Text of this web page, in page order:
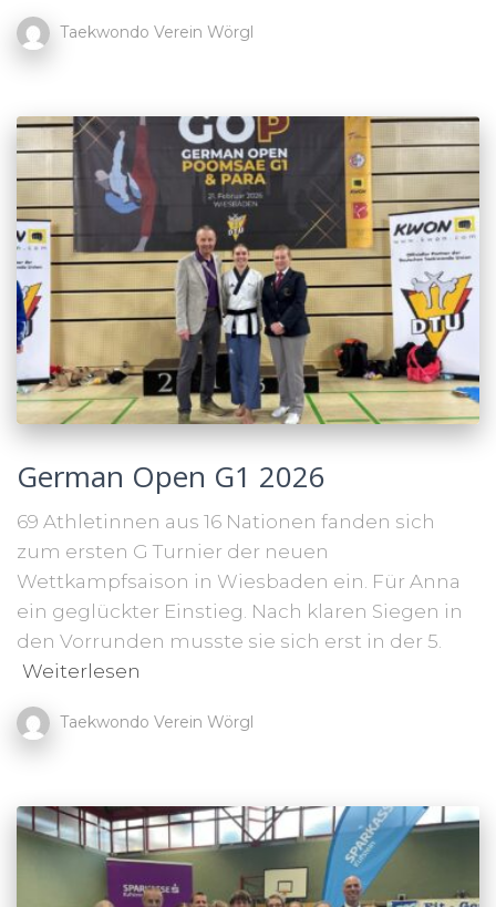
Taekwondo Verein Wörgl
German Open G1 2026
69 Athletinnen aus 16 Nationen fanden sich
zum ersten G Turnier der neuen
Wettkampfsaison in Wiesbaden ein. Für Anna
ein geglückter Einstieg. Nach klaren Siegen in
den Vorrunden musste sie sich erst in der 5.
Weiterlesen
Taekwondo Verein Wörgl